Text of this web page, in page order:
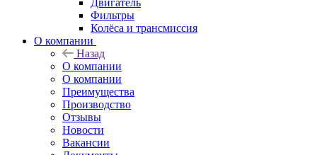
Двигатель
Фильтры
Колёса и трансмиссия
О компании
Назад
О компании
О компании
Преимущества
Производство
Отзывы
Новости
Вакансии